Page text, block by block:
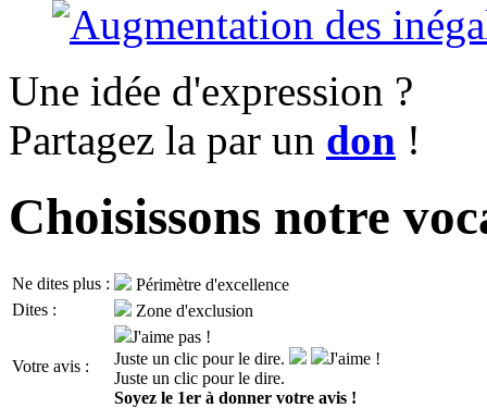
Augmentation des
Une idée d'expression ?
Partagez la par un don !
Choisissons notre
Ne dites plus :
Périmètre d'excellence
Dites :
Zone d'exclusion
Votre avis :
J'aime pas !
Juste un clic pour le dire.
J'aime !
Juste un clic pour le dire.
Soyez le 1er à donner votre avis !